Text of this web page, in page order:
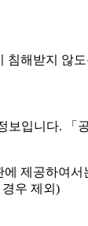
침해받지 않
입니다.
제공하여
우 제외)